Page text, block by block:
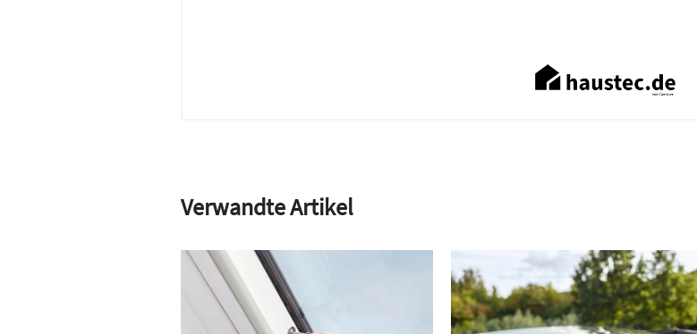
Verwandte Artikel